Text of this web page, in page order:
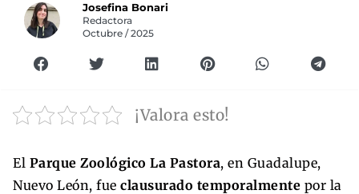
Josefina Bonari
Redactora
Octubre / 2025
¡Valora esto!
El Parque Zoológico La Pastora, en Guadalupe,
Nuevo León, fue clausurado temporalmente por la